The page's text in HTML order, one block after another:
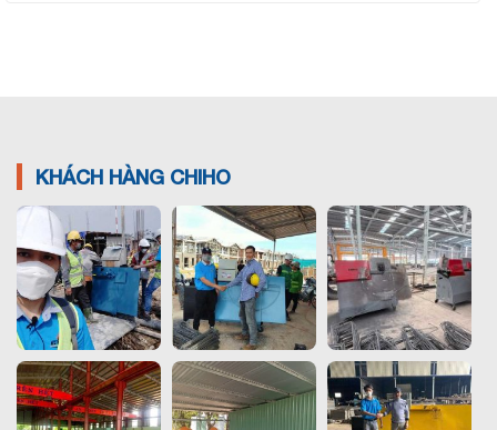
KHÁCH HÀNG CHIHO